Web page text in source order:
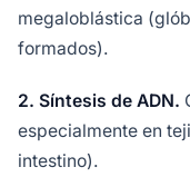
megaloblástica
formados).
2. Síntesis de ADN.
especialmente en
intestino).